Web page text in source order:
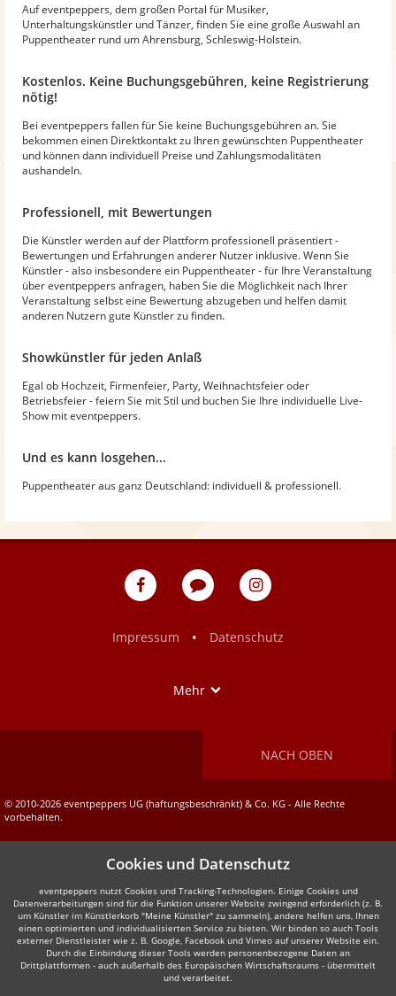
Auf eventpeppers, dem großen Portal für Musiker,
Unterhaltungskünstler und Tänzer, finden Sie eine große Auswahl an
Puppentheater rund um Ahrensburg, Schleswig-Holstein.
Kostenlos. Keine Buchungsgebühren, keine Registrierung
nötig!
Bei eventpeppers fallen für Sie keine Buchungsgebühren an. Sie
bekommen einen Direktkontakt zu Ihren gewünschten Puppentheater
und können dann individuell Preise und Zahlungsmodalitäten
aushandeln.
Professionell, mit Bewertungen
Die Künstler werden auf der Plattform professionell präsentiert -
Bewertungen und Erfahrungen anderer Nutzer inklusive. Wenn Sie
Künstler - also insbesondere ein Puppentheater - für Ihre Veranstaltung
über eventpeppers anfragen, haben Sie die Möglichkeit nach Ihrer
Veranstaltung selbst eine Bewertung abzugeben und helfen damit
anderen Nutzern gute Künstler zu finden.
Showkünstler für jeden Anlaß
Egal ob Hochzeit, Firmenfeier, Party, Weihnachtsfeier oder
Betriebsfeier - feiern Sie mit Stil und buchen Sie Ihre individuelle Live-
Show mit eventpeppers.
Und es kann losgehen...
Puppentheater aus ganz Deutschland: individuell & professionell.
eventpeppers
Blog
eventpeppers
Impressum
• Datenschutz
Mehr
NACH OBEN
© 2010-2026 eventpeppers UG (haftungsbeschränkt) & Co. KG - Alle Rechte
vorbehalten.
Cookies und Datenschutz
eventpeppers nutzt Cookies und Tracking-Technologien. Einige Cookies und
Datenverarbeitungen sind für die Funktion unserer Website zwingend erforderlich (z. B.
um Künstler im Künstlerkorb "Meine Künstler" zu sammeln), andere helfen uns, Ihnen
einen optimierten und individualisierten Service zu bieten. Wir binden so auch Tools
externer Dienstleister wie z. B. Google, Facebook und Vimeo auf unserer Website ein.
Durch die Einbindung dieser Tools werden personenbezogene Daten an
Drittplattformen - auch außerhalb des Europäischen Wirtschaftsraums - übermittelt
und verarbeitet.